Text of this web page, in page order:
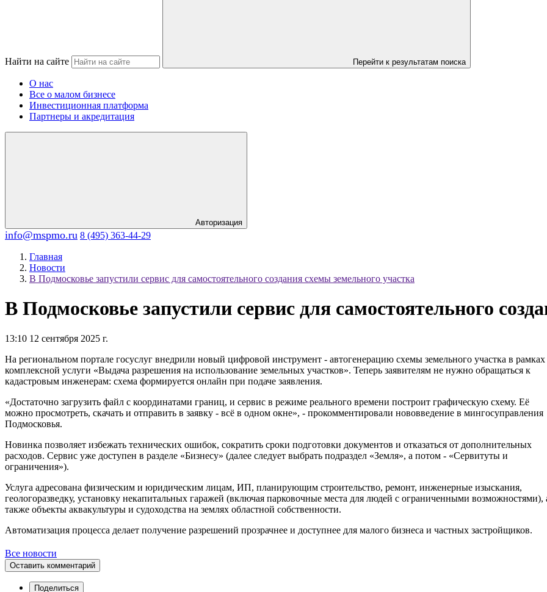
Найти на сайте Перейти к результатам поиска
О нас
Все о малом бизнесе
Инвестиционная платформа
Партнеры и акредитация
Авторизация
info@mspmo.ru 8 (495) 363-44-29
Главная
Новости
В Подмосковье запустили сервис для самостоятельного создания схемы земельного участка
В Подмосковье запустили сервис для самостоятельного
13:10 12 сентября 2025 г.
На региональном портале госуслуг внедрили новый цифровой инструмент - автогенерацию схемы земельного участка в рамках
комплексной услуги «Выдача разрешения на использование земельных участков». Теперь заявителям не нужно обращаться к
кадастровым инженерам: схема формируется онлайн при подаче заявления.
«Достаточно загрузить файл с координатами границ, и сервис в режиме реального времени построит графическую схему. Её
можно просмотреть, скачать и отправить в заявку - всё в одном окне», - прокомментировали нововведение в мингосуправления
Подмосковья.
Новинка позволяет избежать технических ошибок, сократить сроки подготовки документов и отказаться от дополнительных
расходов. Сервис уже доступен в разделе «Бизнесу» (далее следует выбрать подраздел «Земля», а потом - «Сервитуты и
ограничения»).
Услуга адресована физическим и юридическим лицам, ИП, планирующим строительство, ремонт, инженерные изыскания,
геологоразведку, установку некапитальных гаражей (включая парковочные места для людей с ограниченными возможностями),
также объекты аквакультуры и судоходства на землях областной собственности.
Автоматизация процесса делает получение разрешений прозрачнее и доступнее для малого бизнеса и частных застройщиков.
Все новости
Оставить комментарий
Поделиться